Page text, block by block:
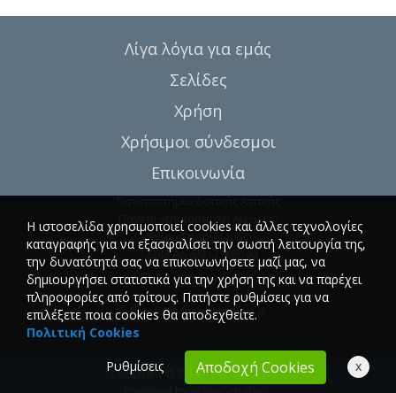
Λίγα λόγια για εμάς
Σελίδες
Χρήση
Χρήσιμοι σύνδεσμοι
Επικοινωνία
Πανεπιστήμιο Δυτικής Αττικής
Πανεπιστημιούπολη Αιγάλεω
Αγίου Σπυρίδωνος
12243 Αιγάλεω, Αθήνα
T.:6946857254
E.:info@vima-asklipiou.gr
Copyright © 2026 Vima Asklipiou.
Η ιστοσελίδα χρησιμοποιεί cookies και άλλες τεχνολογίες
καταγραφής για να εξασφαλίσει την σωστή λειτουργία της,
την δυνατότητά σας να επικοινωνήσετε μαζί μας, να
δημιουργήσει στατιστικά για την χρήση της και να παρέχει
πληροφορίες από τρίτους. Πατήστε ρυθμίσεις για να
επιλέξετε ποια cookies θα αποδεχθείτε.
Πολιτική Cookies
Ρυθμίσεις
Αποδοχή Cookies x